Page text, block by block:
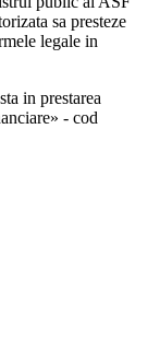
sa presteze
legale in
in prestarea
- cod